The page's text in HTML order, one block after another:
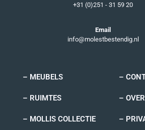
+31 (0)251 - 31 59 20
Email
info@molestbestendig.nl
– MEUBELS
– RUIMTES
– MOLLIS COLLECTIE
–
–
–